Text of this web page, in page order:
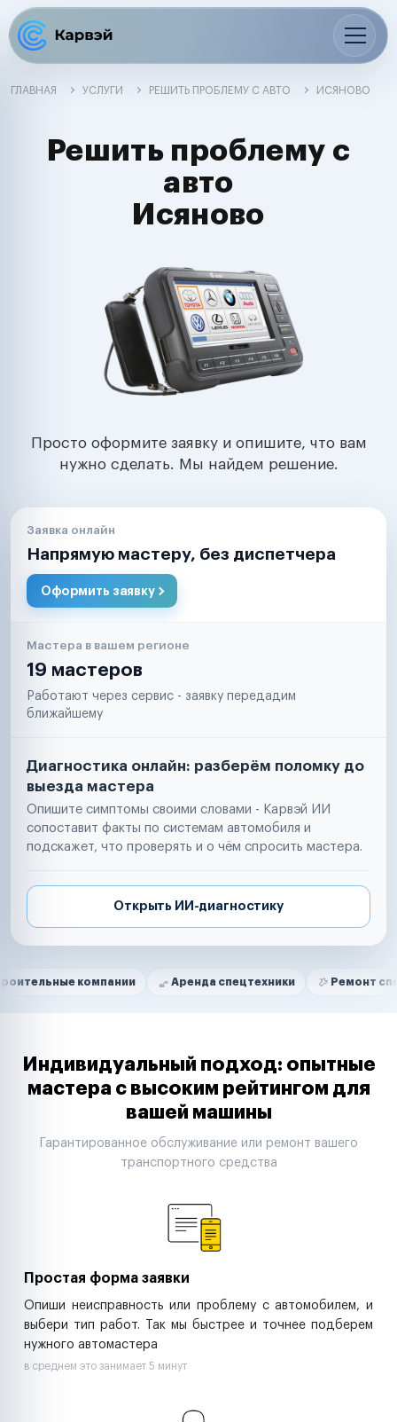
ГЛАВНАЯ УСЛУГИ РЕШИТЬ ПРОБЛЕМУ С АВТО ИСЯНОВО
Решить проблему с
авто
Исяново
Просто оформите заявку и опишите, что вам
нужно сделать. Мы найдем решение.
Заявка онлайн
Напрямую мастеру, без диспетчера
Оформить заявку
Мастера в вашем регионе
19 мастеров
Работают через сервис - заявку передадим
ближайшему
Диагностика онлайн: разберём поломку до
выезда мастера
Опишите симптомы своими словами - Карвэй ИИ
сопоставит факты по системам автомобиля и
подскажет, что проверять и о чём спросить мастера.
Открыть ИИ-диагностику
Нам доверяют
компании Аренда спецтехники Ремонт спецтехники
Маркетплейсы
Таксопарки
Автодилеры
Строительные компании
Аренда спецтехники
Индивидуальный подход: опытные
мастера с высоким рейтингом для
вашей машины
Гарантированное обслуживание или ремонт вашего
транспортного средства
Простая форма заявки
Опиши неисправность или проблему с автомобилем, и
выбери тип работ. Так мы быстрее и точнее подберем
нужного автомастера
в среднем это занимает 5 минут